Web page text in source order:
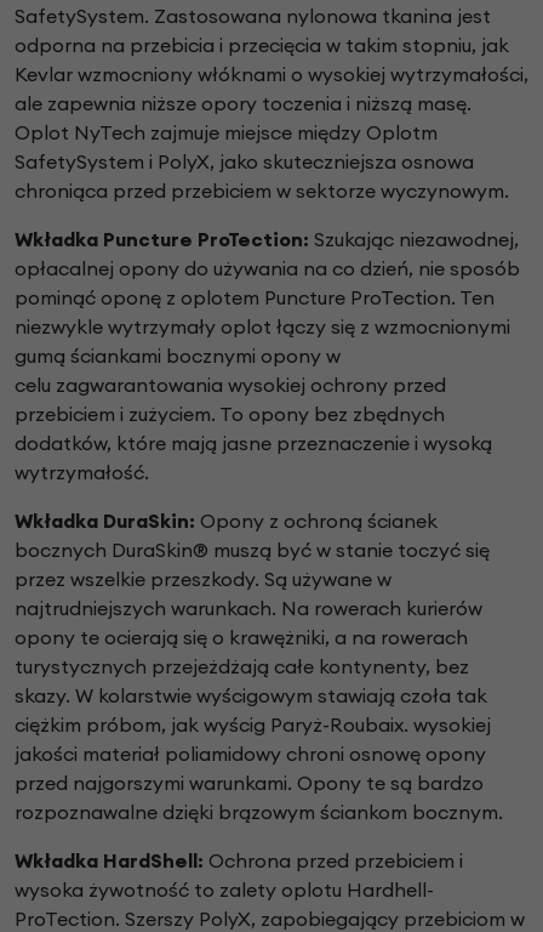
SafetySystem. Zastosowana nylonowa tkanina jest
odporna na przebicia i przecięcia w takim stopniu, jak
Kevlar wzmocniony włóknami o wysokiej wytrzymałości,
ale zapewnia niższe opory toczenia i niższą masę.
Oplot NyTech zajmuje miejsce między Oplotm
SafetySystem i PolyX, jako skuteczniejsza osnowa
chroniąca przed przebiciem w sektorze wyczynowym.
Wkładka Puncture ProTection: Szukając niezawodnej,
opłacalnej opony do używania na co dzień, nie sposób
pominąć oponę z oplotem Puncture ProTection. Ten
niezwykle wytrzymały oplot łączy się z wzmocnionymi
gumą ściankami bocznymi opony w
celu zagwarantowania wysokiej ochrony przed
przebiciem i zużyciem. To opony bez zbędnych
dodatków, które mają jasne przeznaczenie i wysoką
wytrzymałość.
Wkładka DuraSkin: Opony z ochroną ścianek
bocznych DuraSkin® muszą być w stanie toczyć się
przez wszelkie przeszkody. Są używane w
najtrudniejszych warunkach. Na rowerach kurierów
opony te ocierają się o krawężniki, a na rowerach
turystycznych przejeżdżają całe kontynenty, bez
skazy. W kolarstwie wyścigowym stawiają czoła tak
ciężkim próbom, jak wyścig Paryż-Roubaix. wysokiej
jakości materiał poliamidowy chroni osnowę opony
przed najgorszymi warunkami. Opony te są bardzo
rozpoznawalne dzięki brązowym ściankom bocznym.
Wkładka HardShell: Ochrona przed przebiciem i
wysoka żywotność to zalety oplotu Hardhell-
ProTection. Szerszy PolyX, zapobiegający przebiciom w